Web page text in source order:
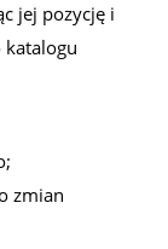
jej pozycję i
katalogu
zmian